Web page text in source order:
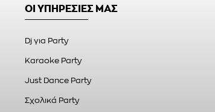
ΟΙ ΥΠΗΡΕΣΙΕΣ ΜΑΣ
Dj για Party
Karaoke Party
Just Dance Party
Σχολικά Party